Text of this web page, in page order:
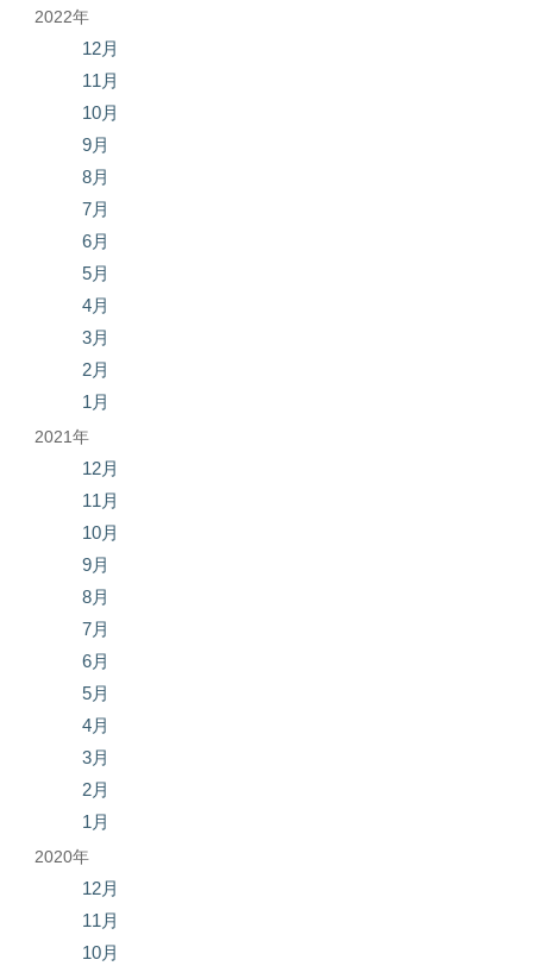
2022年
12月
11月
10月
9月
8月
7月
6月
5月
4月
3月
2月
1月
2021年
12月
11月
10月
9月
8月
7月
6月
5月
4月
3月
2月
1月
2020年
12月
11月
10月